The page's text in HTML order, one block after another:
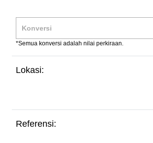
*Semua konversi adalah nilai perkiraan.
Lokasi:
Referensi: